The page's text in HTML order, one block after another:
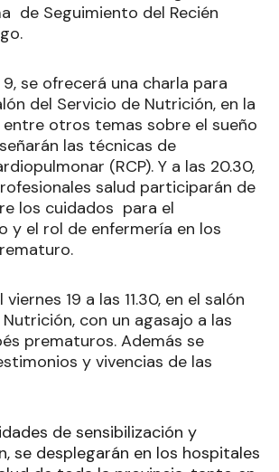
de Seguimiento del Recién
se ofrecerá una charla para
del Servicio de Nutrición, en la
entre otros temas sobre el sueño
las técnicas de
(RCP). Y a las 20.30,
salud participarán de
los cuidados para el
y el rol de enfermería en los
19 a las 11.30, en el salón
con un agasajo a las
prematuros. Además se
y vivencias de las
de sensibilización y
se desplegarán en los hospitales